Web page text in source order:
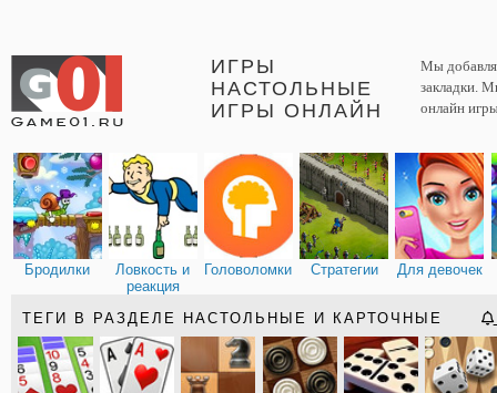
ИГРЫ
НАСТОЛЬНЫЕ
ИГРЫ ОНЛАЙН
Мы
закладки.
онлайн
Бродилки
Ловкость и
реакция
Головоломки Стратегии Для девочек
ТЕГИ В РАЗДЕЛЕ НАСТОЛЬНЫЕ И КАРТОЧНЫЕ